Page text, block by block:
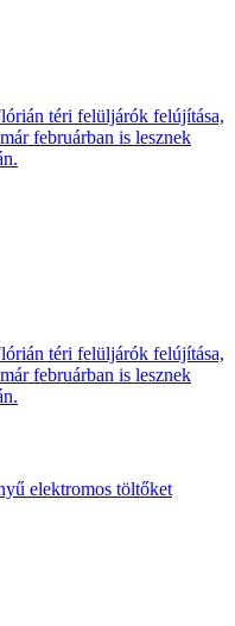
téri felüljárók felújítása,
februárban is lesznek
téri felüljárók felújítása,
februárban is lesznek
elektromos töltőket